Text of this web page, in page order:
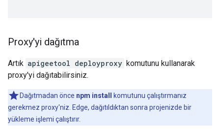
Proxy'yi dağıtma
Artık apigeetool deployproxy komutunu kullanarak
proxy'yi dağıtabilirsiniz.
Dağıtmadan önce npm install
komutunu çalıştırmanız
gerekmez proxy'niz. Edge, dağıtıldıktan sonra projenizde bir
yükleme işlemi çalıştırır.